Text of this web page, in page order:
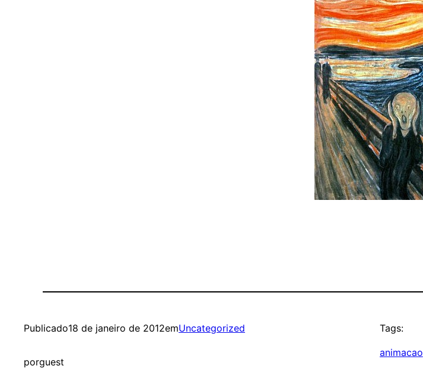
Publicado18 de janeiro de 2012emUncategorized
porguest
Tags:
animacao